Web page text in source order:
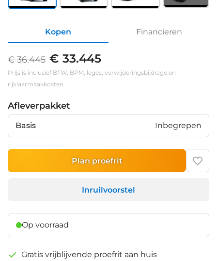
Kopen Financieren
€ 36.445 € 33.445
Prijs is inclusief BTW, BPM, leges, verwijderingsbijdrage en
rijklaarmaakkosten.
Afleverpakket
Basis Inbegrepen
Plan proefrit
Inruilvoorstel
Op voorraad
Gratis vrijblijvende proefrit aan huis